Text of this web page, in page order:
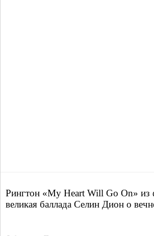
Рингтон «My Heart Will Go On» из
великая баллада Селин Дион о